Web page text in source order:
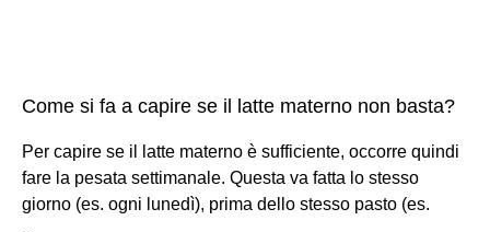
Come si fa a capire se il latte materno non basta?
Per capire se il latte materno è sufficiente, occorre quindi
fare la pesata settimanale. Questa va fatta lo stesso
giorno (es. ogni lunedì), prima dello stesso pasto (es.